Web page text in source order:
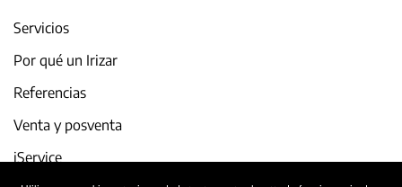
Servicios
Por qué un Irizar
Referencias
Venta y posventa
iService